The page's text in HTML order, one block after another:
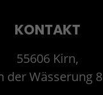
KONTAKT
55606 Kirn,
der Wässerung 8